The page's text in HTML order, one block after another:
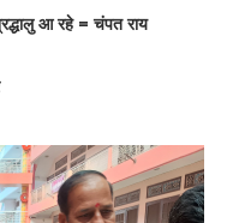
आ रहे = चंपत राय